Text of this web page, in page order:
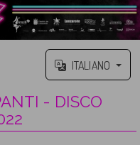
ITALIANO
- DISCO